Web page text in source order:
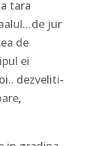
tara
jur
de
ei
dezveliti-